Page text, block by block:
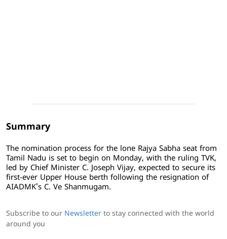
Summary
The nomination process for the lone Rajya Sabha seat from
Tamil Nadu is set to begin on Monday, with the ruling TVK,
led by Chief Minister C. Joseph Vijay, expected to secure its
first-ever Upper House berth following the resignation of
AIADMK's C. Ve Shanmugam.
Subscribe to our Newsletter to stay connected with the world
around you